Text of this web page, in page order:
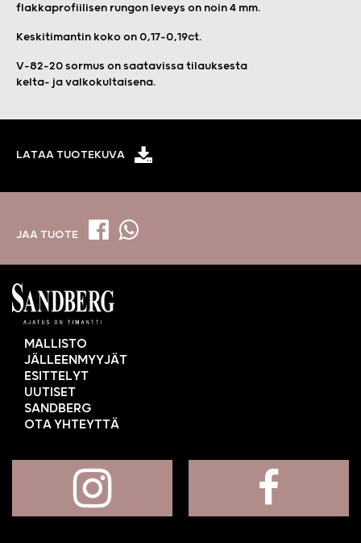
flakkaprofiilisen rungon leveys on noin 4 mm.
Keskitimantin koko on 0,17–0,19ct.
V-82-20 sormus on saatavissa tilauksesta
kelta- ja valkokultaisena.
LATAA TUOTEKUVA
JAA TUOTE
MALLISTO
JÄLLEENMYYJÄT
ESITTELYT
UUTISET
SANDBERG
OTA YHTEYTTÄ